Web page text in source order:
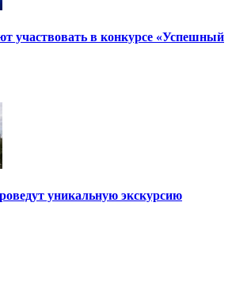
участвовать в конкурсе «Успешный
уникальную экскурсию